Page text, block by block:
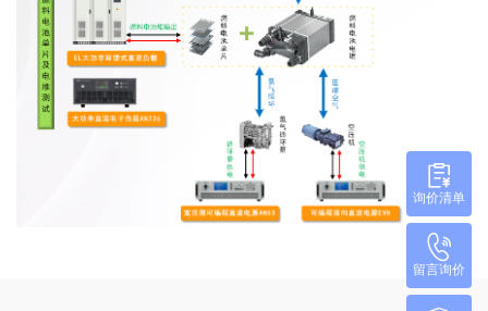
询价清单
留言询价